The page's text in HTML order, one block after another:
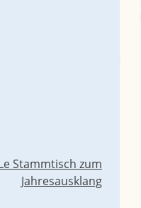
Stammtisch zum
Jahresausklang